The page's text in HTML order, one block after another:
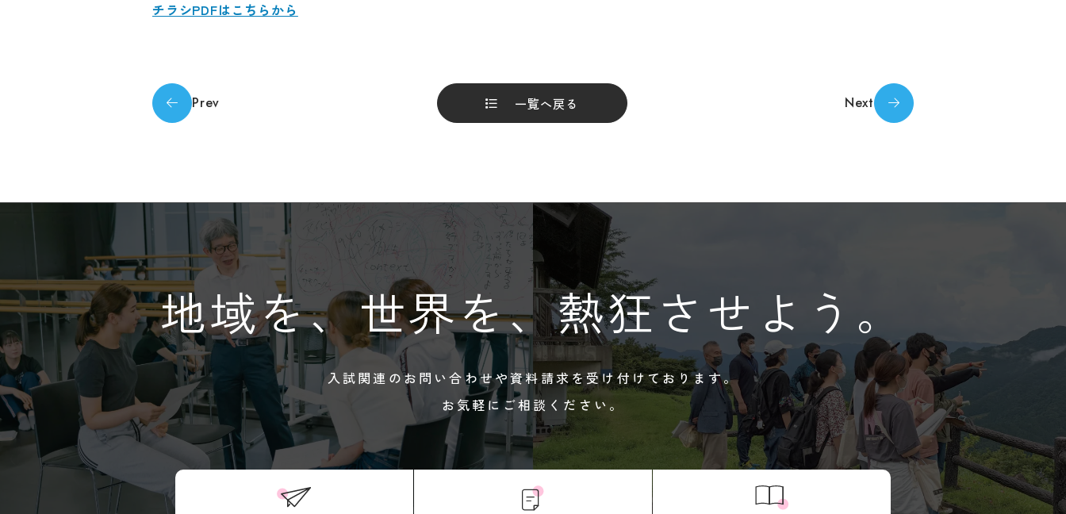
チラシPDFはこちらから
Prev 一覧へ戻る Next
地域を、世界を、熱狂させよう。
入試関連のお問い合わせや資料請求を受け付けております。
お気軽にご相談ください。